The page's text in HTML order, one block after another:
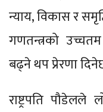
न्याय, विकास र
गणतन्त्रको
बढ्ने थप प्रेरणा
राष्ट्रपति पौडेलले